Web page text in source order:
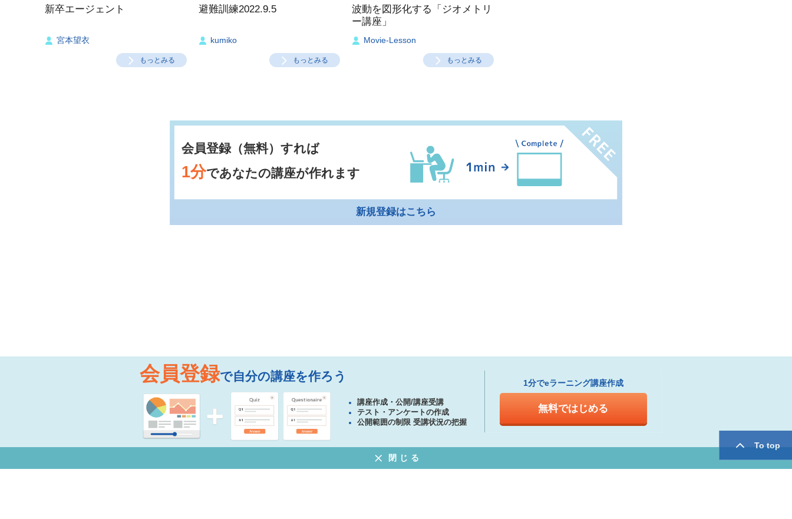
新卒エージェント
宮本望衣
もっとみる
避難訓練2022.9.5
kumiko
もっとみる
波動を図形化する「ジオメトリ
ー講座」
Movie-Lesson
もっとみる
会員登録（無料）すれば
1分であなたの講座が作れます
新規登録はこちら
To top
会員登録で自分の講座を作ろう
講座作成・公開/講座受講
テスト・アンケートの作成
公開範囲の制限 受講状況の把握
1分でeラーニング講座作成
無料ではじめる
閉じる